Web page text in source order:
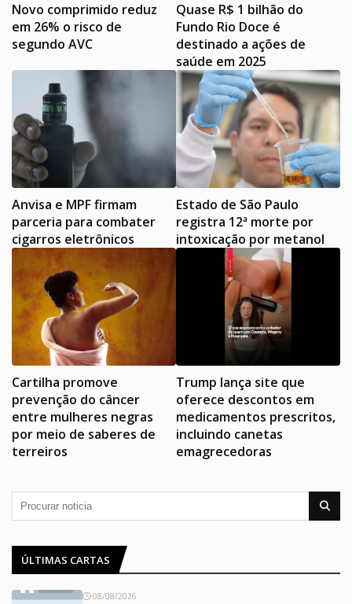
Novo comprimido reduz
em 26% o risco de
segundo AVC
Quase R$ 1 bilhão do
Fundo Rio Doce é
destinado a ações de
saúde em 2025
Anvisa e MPF firmam
parceria para combater
cigarros eletrônicos
Estado de São Paulo
registra 12ª morte por
intoxicação por metanol
Cartilha promove
prevenção do câncer
entre mulheres negras
por meio de saberes de
terreiros
Trump lança site que
oferece descontos em
medicamentos prescritos,
incluindo canetas
emagrecedoras
ÚLTIMAS CARTAS
08/08/2026